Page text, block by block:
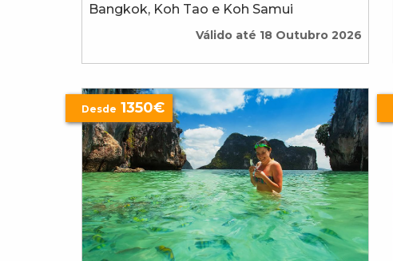
Bangkok, Koh Tao e Koh Samui
Válido até 18 Outubro 2026
Desde 1350€